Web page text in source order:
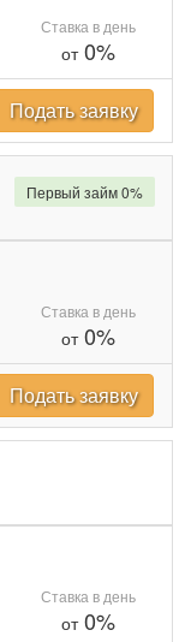
Ставка в день
от0%
Подать заявку
Ставка в день
от0%
Первый займ 0%
Подать заявку
Ставка в день
от0%